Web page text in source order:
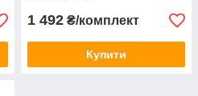
1 492 ₴/комплект
Купити